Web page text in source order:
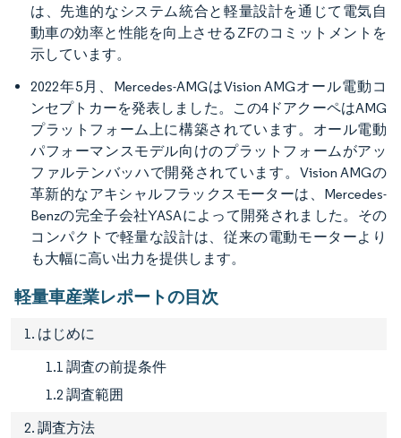
は、先進的なシステム統合と軽量設計を通じて電気自
動車の効率と性能を向上させるZFのコミットメントを
示しています。
2022年5月、Mercedes-AMGはVision AMGオール電動コ
ンセプトカーを発表しました。この4ドアクーペはAMG
プラットフォーム上に構築されています。オール電動
パフォーマンスモデル向けのプラットフォームがアッ
ファルテンバッハで開発されています。Vision AMGの
革新的なアキシャルフラックスモーターは、Mercedes-
Benzの完全子会社YASAによって開発されました。その
コンパクトで軽量な設計は、従来の電動モーターより
も大幅に高い出力を提供します。
軽量車産業レポートの目次
1. はじめに
1.1 調査の前提条件
1.2 調査範囲
2. 調査方法